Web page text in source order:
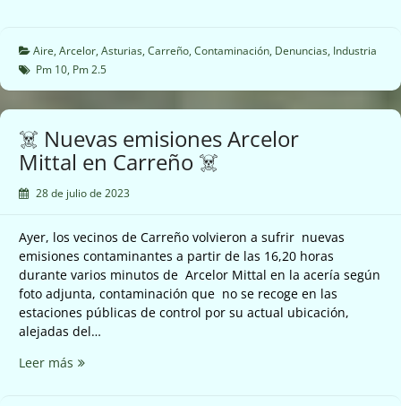
gobierno
asturiano
muy
decepcionante
el
medio
😞
Aire, Arcelor, Asturias, Carreño, Contaminación, Denuncias, Industria
Pm 10, Pm 2.5
☠️ Nuevas emisiones Arcelor
Mittal en Carreño ☠️
28 de julio de 2023
Ayer, los vecinos de Carreño volvieron a sufrir nuevas
emisiones contaminantes a partir de las 16,20 horas
durante varios minutos de Arcelor Mittal en la acería según
foto adjunta, contaminación que no se recoge en las
estaciones públicas de control por su actual ubicación,
alejadas del…
Leer más ☠️